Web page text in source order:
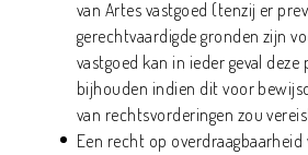
van Artes vastgoed (tenzij er
gerechtvaardigde gronden zijn
vastgoed kan in ieder geval deze
bijhouden indien dit voor
van rechtsvorderingen zou
Een recht op overdraagbaarheid